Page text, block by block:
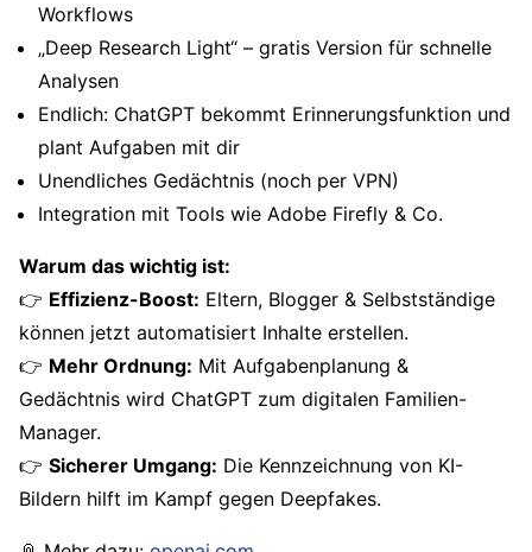
Workflows
„Deep Research Light“ – gratis Version für schnelle
Analysen
Endlich: ChatGPT bekommt Erinnerungsfunktion und
plant Aufgaben mit dir
Unendliches Gedächtnis (noch per VPN)
Integration mit Tools wie Adobe Firefly & Co.
Warum das wichtig ist:
👉 Effizienz-Boost: Eltern, Blogger & Selbstständige
können jetzt automatisiert Inhalte erstellen.
👉 Mehr Ordnung: Mit Aufgabenplanung &
Gedächtnis wird ChatGPT zum digitalen Familien-
Manager.
👉 Sicherer Umgang: Die Kennzeichnung von KI-
Bildern hilft im Kampf gegen Deepfakes.